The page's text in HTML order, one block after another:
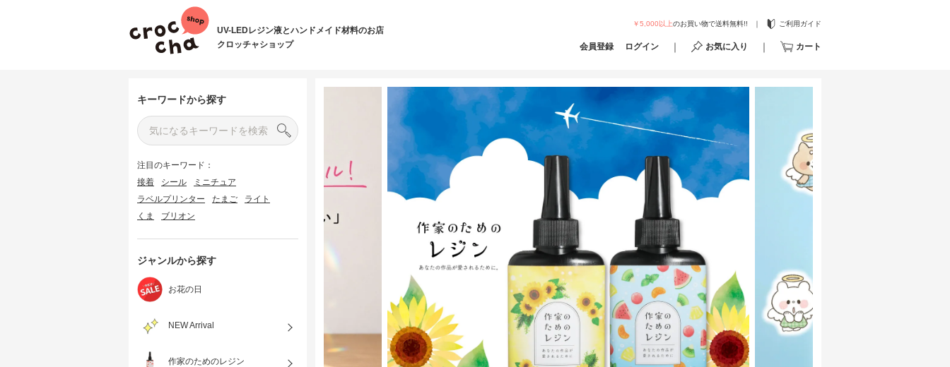
UV-LEDレジン液とハンドメイド材料のお店
クロッチャショップ
￥5,000以上のお買い物で送料無料!! ご利用ガイド
会員登録 ログイン お気に入り カート
キーワードから探す
注目のキーワード：
接着
シール
ミニチュア
ラベルプリンター
たまご
ライト
くま
ブリオン
ジャンルから探す
お花の日
NEW Arrival
作家のためのレジン